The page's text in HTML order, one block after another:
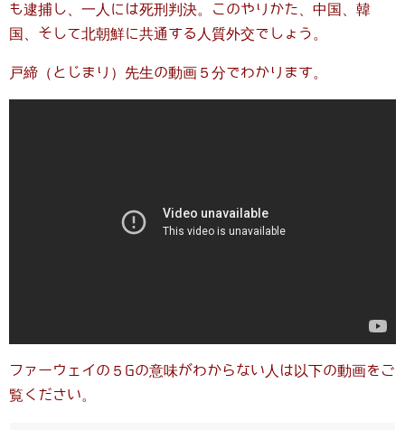
も逮捕し、一人には死刑判決。このやりかた、中国、韓
国、そして北朝鮮に共通する人質外交でしょう。
戸締（とじまり）先生の動画５分でわかります。
ファーウェイの５Gの意味がわからない人は以下の動画をご
覧ください。